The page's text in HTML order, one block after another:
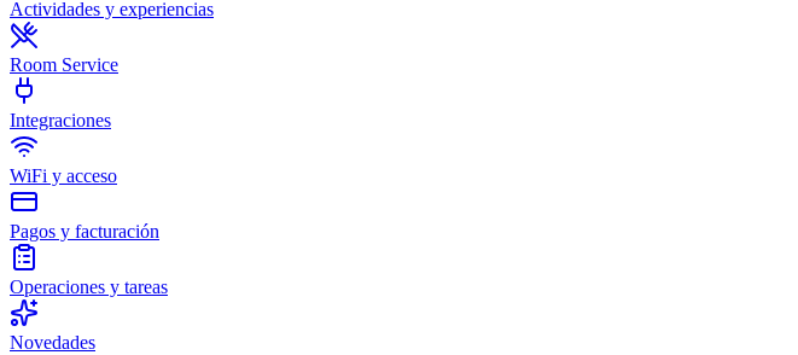
Actividades y experiencias
Room Service
Integraciones
WiFi y acceso
Pagos y facturación
Operaciones y tareas
Novedades